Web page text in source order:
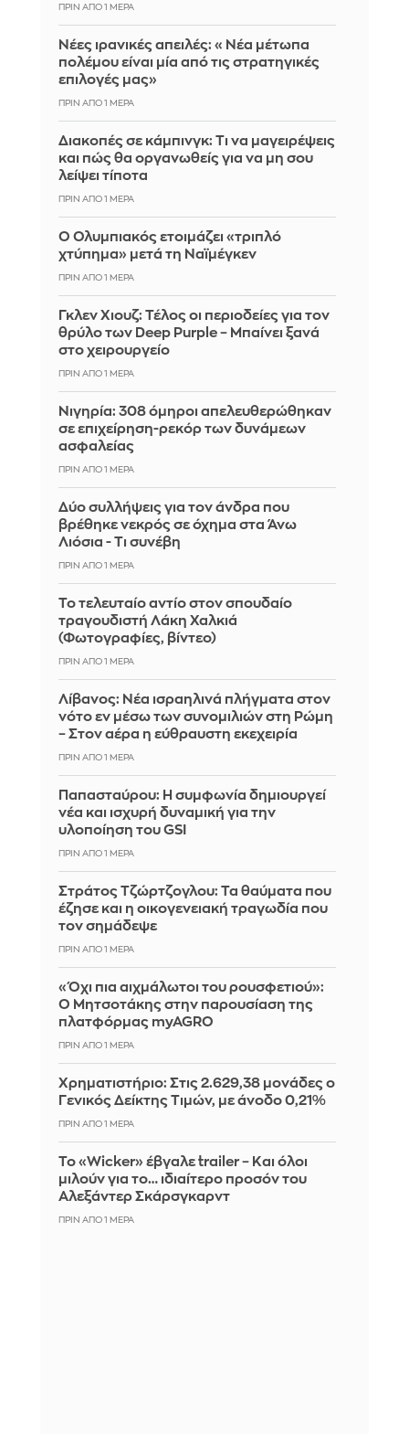
ΠΡΙΝ ΑΠΌ 1 ΜΈΡΑ
Νέες ιρανικές απειλές: «Νέα μέτωπα
πολέμου είναι μία από τις στρατηγικές
επιλογές μας»
ΠΡΙΝ ΑΠΌ 1 ΜΈΡΑ
Διακοπές σε κάμπινγκ: Τι να μαγειρέψεις
και πώς θα οργανωθείς για να μη σου
λείψει τίποτα
ΠΡΙΝ ΑΠΌ 1 ΜΈΡΑ
Ο Ολυμπιακός ετοιμάζει «τριπλό
χτύπημα» μετά τη Ναϊμέγκεν
ΠΡΙΝ ΑΠΌ 1 ΜΈΡΑ
Γκλεν Χιουζ: Τέλος οι περιοδείες για τον
θρύλο των Deep Purple – Μπαίνει ξανά
στο χειρουργείο
ΠΡΙΝ ΑΠΌ 1 ΜΈΡΑ
Νιγηρία: 308 όμηροι απελευθερώθηκαν
σε επιχείρηση-ρεκόρ των δυνάμεων
ασφαλείας
ΠΡΙΝ ΑΠΌ 1 ΜΈΡΑ
Δύο συλλήψεις για τον άνδρα που
βρέθηκε νεκρός σε όχημα στα Άνω
Λιόσια - Τι συνέβη
ΠΡΙΝ ΑΠΌ 1 ΜΈΡΑ
Το τελευταίο αντίο στον σπουδαίο
τραγουδιστή Λάκη Χαλκιά
(Φωτογραφίες, βίντεο)
ΠΡΙΝ ΑΠΌ 1 ΜΈΡΑ
Λίβανος: Νέα ισραηλινά πλήγματα στον
νότο εν μέσω των συνομιλιών στη Ρώμη
– Στον αέρα η εύθραυστη εκεχειρία
ΠΡΙΝ ΑΠΌ 1 ΜΈΡΑ
Παπασταύρου: Η συμφωνία δημιουργεί
νέα και ισχυρή δυναμική για την
υλοποίηση του GSI
ΠΡΙΝ ΑΠΌ 1 ΜΈΡΑ
Στράτος Τζώρτζογλου: Τα θαύματα που
έζησε και η οικογενειακή τραγωδία που
τον σημάδεψε
ΠΡΙΝ ΑΠΌ 1 ΜΈΡΑ
«Όχι πια αιχμάλωτοι του ρουσφετιού»:
Ο Μητσοτάκης στην παρουσίαση της
πλατφόρμας myAGRO
ΠΡΙΝ ΑΠΌ 1 ΜΈΡΑ
Χρηματιστήριο: Στις 2.629,38 μονάδες ο
Γενικός Δείκτης Τιμών, με άνοδο 0,21%
ΠΡΙΝ ΑΠΌ 1 ΜΈΡΑ
Το «Wicker» έβγαλε trailer – Και όλοι
μιλούν για το… ιδιαίτερο προσόν του
Αλεξάντερ Σκάρσγκαρντ
ΠΡΙΝ ΑΠΌ 1 ΜΈΡΑ